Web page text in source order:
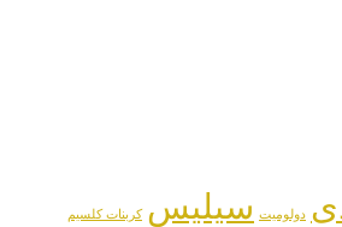
دولومیت سیلیس کربنات کلسیم